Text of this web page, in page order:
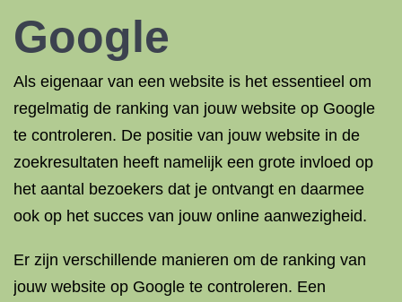
Google
Als eigenaar van een website is het essentieel om
regelmatig de ranking van jouw website op Google
te controleren. De positie van jouw website in de
zoekresultaten heeft namelijk een grote invloed op
het aantal bezoekers dat je ontvangt en daarmee
ook op het succes van jouw online aanwezigheid.
Er zijn verschillende manieren om de ranking van
jouw website op Google te controleren. Een